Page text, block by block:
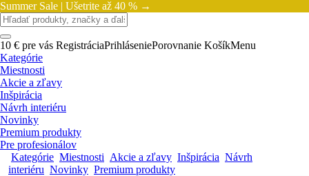
Summer Sale | Ušetrite až 40 % →
10 € pre vás RegistráciaPrihláseniePorovnanie KošíkMenu
Kategórie
Miestnosti
Akcie a zľavy
Inšpirácia
Návrh interiéru
Novinky
Premium produkty
Pre profesionálov
Kategórie Miestnosti Akcie a zľavy Inšpirácia Návrh
interiéru Novinky Premium produkty